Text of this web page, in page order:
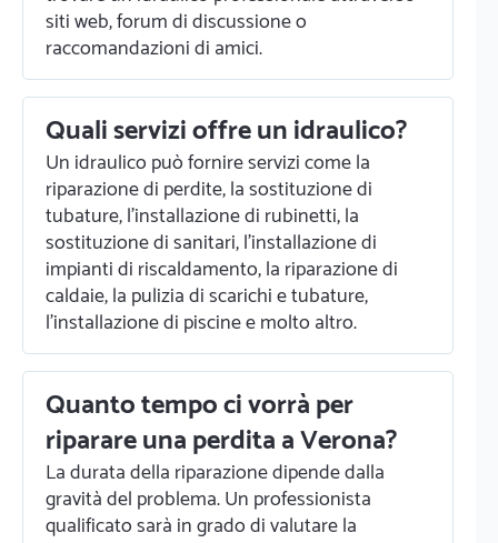
siti web, forum di discussione o
raccomandazioni di amici.
Quali servizi offre un idraulico?
Un idraulico può fornire servizi come la
riparazione di perdite, la sostituzione di
tubature, l'installazione di rubinetti, la
sostituzione di sanitari, l'installazione di
impianti di riscaldamento, la riparazione di
caldaie, la pulizia di scarichi e tubature,
l'installazione di piscine e molto altro.
Quanto tempo ci vorrà per
riparare una perdita a Verona?
La durata della riparazione dipende dalla
gravità del problema. Un professionista
qualificato sarà in grado di valutare la